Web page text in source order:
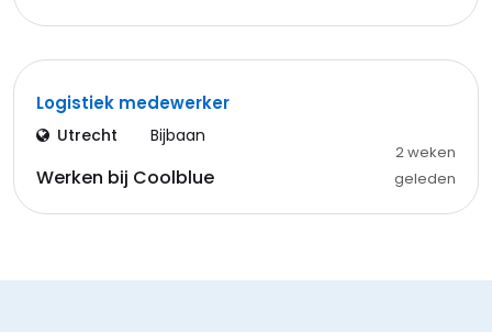
Logistiek medewerker
Utrecht Bijbaan
Werken bij Coolblue
2 weken
geleden